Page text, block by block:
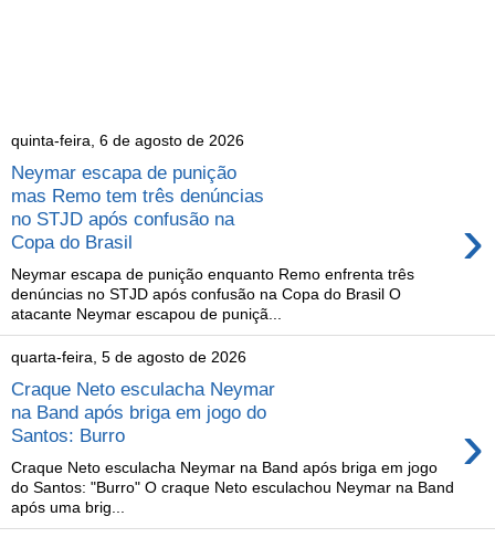
quinta-feira, 6 de agosto de 2026
Neymar escapa de punição
mas Remo tem três denúncias
no STJD após confusão na
Copa do Brasil
›
Neymar escapa de punição enquanto Remo enfrenta três
denúncias no STJD após confusão na Copa do Brasil O
atacante Neymar escapou de puniçã...
quarta-feira, 5 de agosto de 2026
Craque Neto esculacha Neymar
na Band após briga em jogo do
Santos: Burro
›
Craque Neto esculacha Neymar na Band após briga em jogo
do Santos: "Burro" O craque Neto esculachou Neymar na Band
após uma brig...